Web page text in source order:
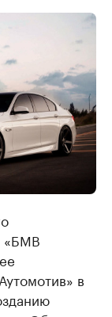
«БМВ
в